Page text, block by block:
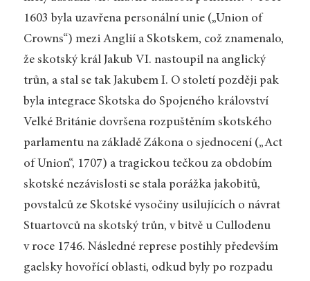
1603 byla uzavřena personální unie („Union of
Crowns“) mezi Anglií a Skotskem, což znamenalo,
že skotský král Jakub VI. nastoupil na anglický
trůn, a stal se tak Jakubem I. O století později pak
byla integrace Skotska do Spojeného království
Velké Británie dovršena rozpuštěním skotského
parlamentu na základě Zákona o sjednocení („Act
of Union“, 1707) a tragickou tečkou za obdobím
skotské nezávislosti se stala porážka jakobitů,
povstalců ze Skotské vysočiny usilujících o návrat
Stuartovců na skotský trůn, v bitvě u Cullodenu
v roce 1746. Následné represe postihly především
gaelsky hovořící oblasti, odkud byly po rozpadu